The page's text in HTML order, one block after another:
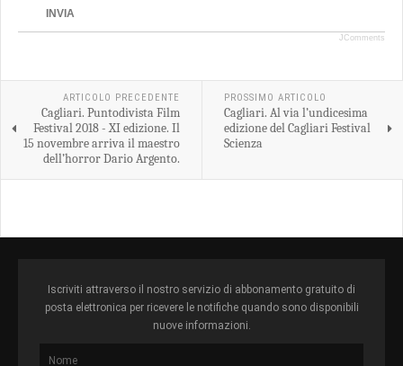
INVIA
JComments
ARTICOLO PRECEDENTE
Cagliari. Puntodivista Film
Festival 2018 - XI edizione. Il
15 novembre arriva il maestro
dell’horror Dario Argento.
PROSSIMO ARTICOLO
Cagliari. Al via l’undicesima
edizione del Cagliari Festival
Scienza
Iscriviti attraverso il nostro servizio di abbonamento gratuito di
posta elettronica per ricevere le notifiche quando sono disponibili
nuove informazioni.